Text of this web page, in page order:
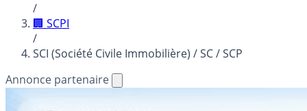
/
🏢 SCPI
/
SCI (Société Civile Immobilière) / SC / SCP
Annonce partenaire